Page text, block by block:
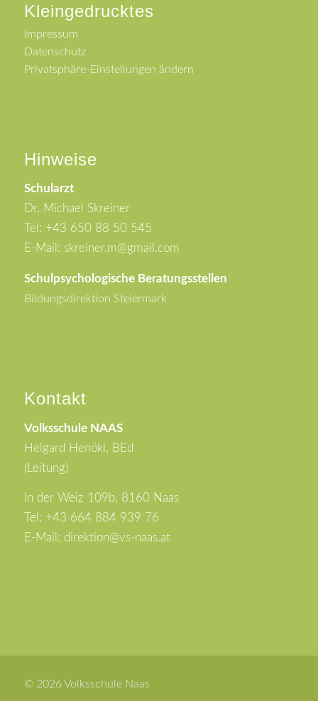
Kleingedrucktes
Impressum
Datenschutz
Privatsphäre-Einstellungen ändern
Hinweise
Schularzt
Dr. Michael Skreiner
Tel: +43 650 88 50 545
E-Mail: skreiner.m@gmail.com
Schulpsychologische Beratungsstellen
Bildungsdirektion Steiermark
Kontakt
Volksschule NAAS
Helgard Henökl, BEd
(Leitung)
In der Weiz 109b, 8160 Naas
Tel: +43 664 884 939 76
E-Mail: direktion@vs-naas.at
© 2026 Volksschule Naas